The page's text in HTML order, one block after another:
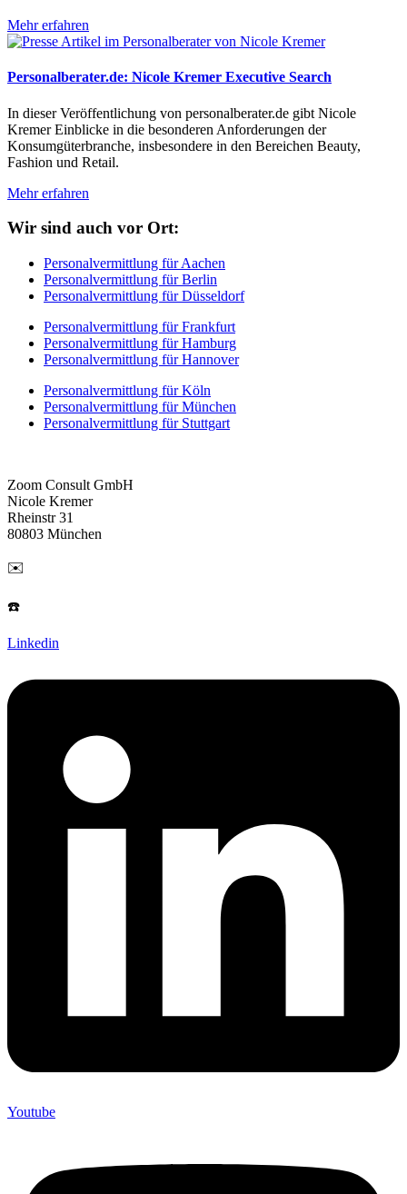
Mehr erfahren
Personalberater.de: Nicole Kremer Executive Search
In dieser Veröffentlichung von personalberater.de gibt Nicole
Kremer Einblicke in die besonderen Anforderungen der
Konsumgüterbranche, insbesondere in den Bereichen Beauty,
Fashion und Retail.
Mehr erfahren
Wir sind auch vor Ort:
Personalvermittlung für Aachen
Personalvermittlung für Berlin
Personalvermittlung für Düsseldorf
Personalvermittlung für Frankfurt
Personalvermittlung für Hamburg
Personalvermittlung für Hannover
Personalvermittlung für Köln
Personalvermittlung für München
Personalvermittlung für Stuttgart
Zoom Consult GmbH
Nicole Kremer
Rheinstr 31
80803 München
✉️
☎️
Linkedin
Youtube